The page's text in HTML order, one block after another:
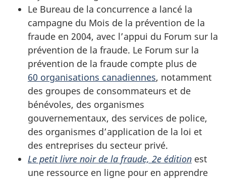
Le Bureau de la concurrence a lancé la
campagne du Mois de la prévention de la
fraude en 2004, avec l’appui du Forum sur la
prévention de la fraude. Le Forum sur la
prévention de la fraude compte plus de
60 organisations canadiennes, notamment
des groupes de consommateurs et de
bénévoles, des organismes
gouvernementaux, des services de police,
des organismes d’application de la loi et
des entreprises du secteur privé.
Le petit livre noir de la fraude, 2e édition est
une ressource en ligne pour en apprendre